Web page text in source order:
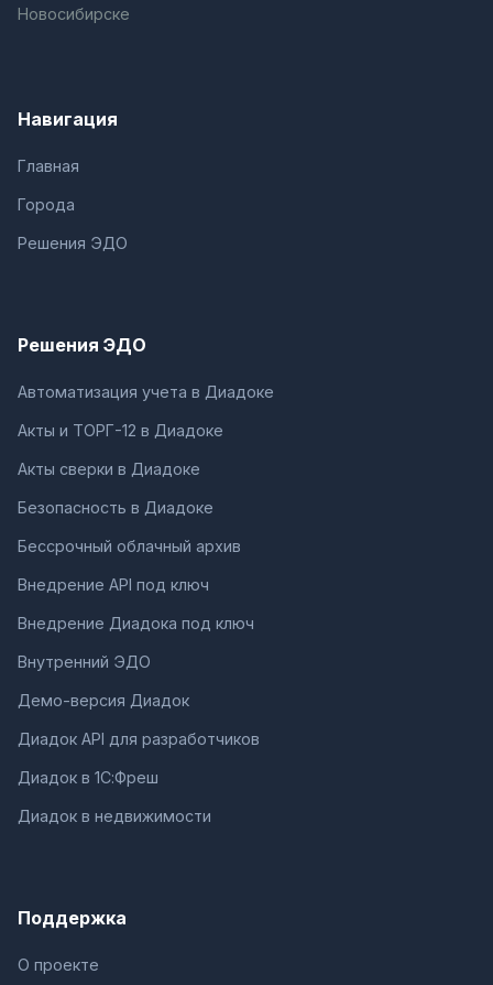
Новосибирске
Навигация
Главная
Города
Решения ЭДО
Решения ЭДО
Автоматизация учета в Диадоке
Акты и ТОРГ-12 в Диадоке
Акты сверки в Диадоке
Безопасность в Диадоке
Бессрочный облачный архив
Внедрение API под ключ
Внедрение Диадока под ключ
Внутренний ЭДО
Демо-версия Диадок
Диадок API для разработчиков
Диадок в 1С:Фреш
Диадок в недвижимости
Поддержка
О проекте